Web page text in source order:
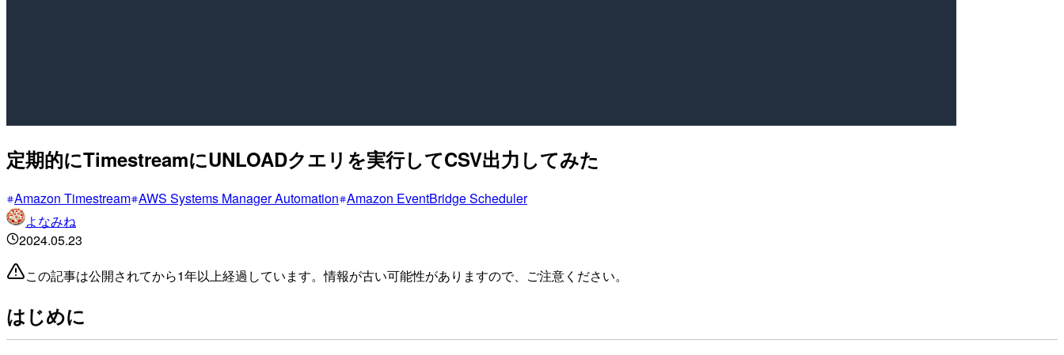
定期的にTimestreamにUNLOADクエリを実行してCSV出力してみた
Amazon Timestream AWS Systems Manager Automation Amazon EventBridge Scheduler
よなみね
2024.05.23
この記事は公開されてから1年以上経過しています。情報が古い可能性がありますので、ご注意ください。
はじめに